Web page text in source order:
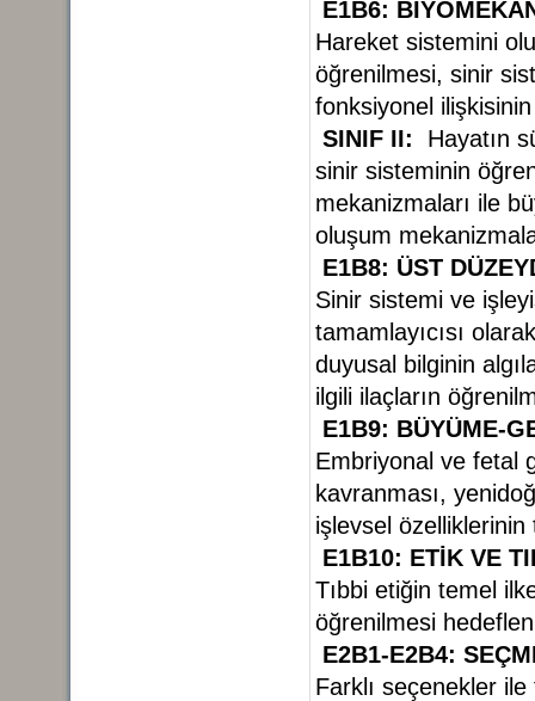
E1B6:
Hareket sistemini
öğrenilmesi, sinir
fonksiyonel ilişkisinin
SINIF II: Hayatın
sinir sisteminin
mekanizmaları ile
oluşum
E1B8: ÜST
Sinir sistemi ve
tamamlayıcısı
duyusal bilginin
ilgili ilaçların
E1B9: BÜYÜME-
Embriyonal ve fetal
kavranması,
işlevsel özelliklerinin
E1B10: ETİK VE
Tıbbi etiğin temel
öğrenilmesi
E2B1-E2B4:
Farklı seçenekler